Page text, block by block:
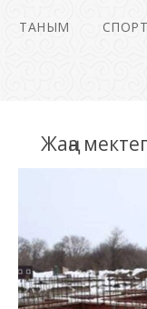
ТАНЫМ СПОРТ
Жаңа